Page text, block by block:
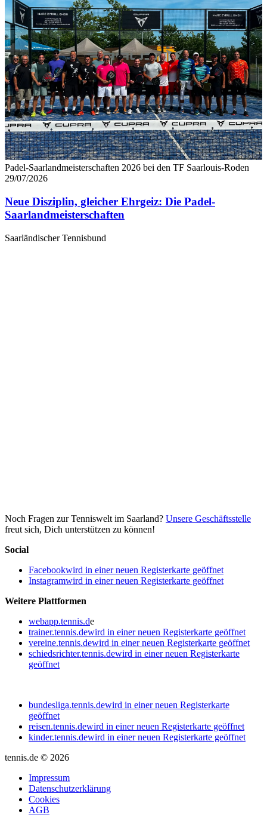
Padel-Saarlandmeisterschaften 2026 bei den TF Saarlouis-Roden
29/07/2026
Neue Disziplin, gleicher Ehrgeiz: Die Padel-
Saarlandmeisterschaften
Saarländischer Tennisbund
Noch Fragen zur Tenniswelt im Saarland? Unsere Geschäftsstelle
freut sich, Dich unterstützen zu können!
Social
Facebookwird in einer neuen Registerkarte geöffnet
Instagramwird in einer neuen Registerkarte geöffnet
Weitere Plattformen
webapp.tennis.de
trainer.tennis.dewird in einer neuen Registerkarte geöffnet
vereine.tennis.dewird in einer neuen Registerkarte geöffnet
schiedsrichter.tennis.dewird in einer neuen Registerkarte
geöffnet
bundesliga.tennis.dewird in einer neuen Registerkarte
geöffnet
reisen.tennis.dewird in einer neuen Registerkarte geöffnet
kinder.tennis.dewird in einer neuen Registerkarte geöffnet
tennis.de © 2026
Impressum
Datenschutzerklärung
Cookies
AGB